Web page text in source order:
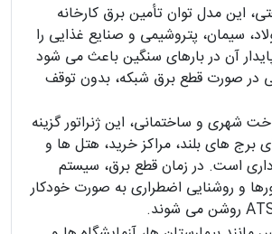
این مدل توان تأمین برق کارخانه
سیمان، پتروشیمی و صنایع غذایی را
آن در بارهای سنگین باعث می شود
در صورت قطع برق شبکه، بدون توقف
شهری و ساختمانی، این ژنراتور گزینه
برج های بلند، مراکز خرید، هتل ها و
است. در زمان قطع برق، سیستم
و روشنایی اضطراری به صورت خودکار